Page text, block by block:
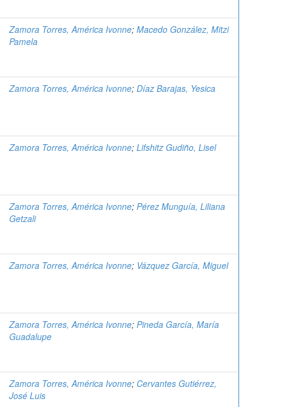
Zamora Torres, América Ivonne; Macedo González, Mitzi
Pamela
Zamora Torres, América Ivonne; Díaz Barajas, Yesica
Zamora Torres, América Ivonne; Lifshitz Gudiño, Lisel
Zamora Torres, América Ivonne; Pérez Munguía, Liliana
Getzali
Zamora Torres, América Ivonne; Vázquez García, Miguel
Zamora Torres, América Ivonne; Pineda García, María
Guadalupe
Zamora Torres, América Ivonne; Cervantes Gutiérrez,
José Luis